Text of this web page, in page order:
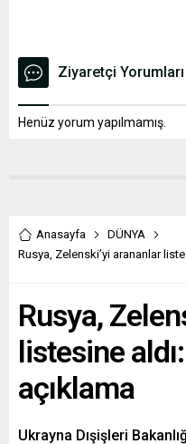
Ziyaretçi
Henüz yorum yapılmamış.
Anasayfa
DÜNYA
Rusya, Zelenski’yi arananlar
Rusya,
listesine
açıklama
Ukrayna Dışişleri